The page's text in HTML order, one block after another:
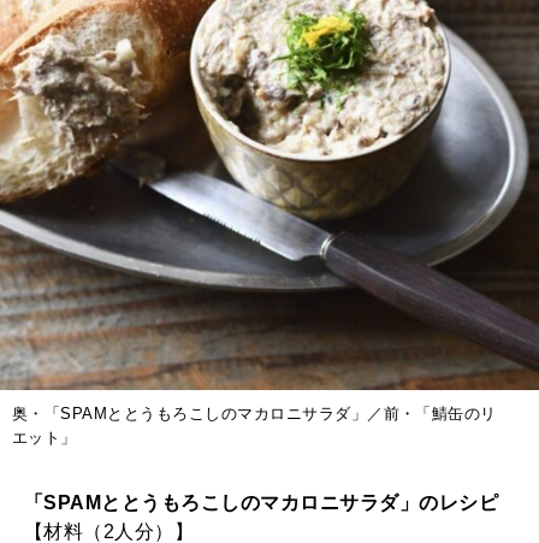
奥・「SPAMととうもろこしのマカロニサラダ」／前・「鯖缶のリ
エット」
「SPAMととうもろこしのマカロニサラダ」のレシピ
【材料（2人分）】